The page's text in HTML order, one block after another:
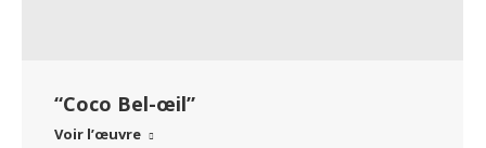
“Coco Bel-œil”
Voir l’œuvre